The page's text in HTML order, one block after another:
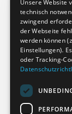
Textdatei
Dateigröße:
Erstellt: 19-
Treffer: 190
Unsere Website
technisch
zwingend
der Webseite
werden können
Einstellungen).
oder Tracking-